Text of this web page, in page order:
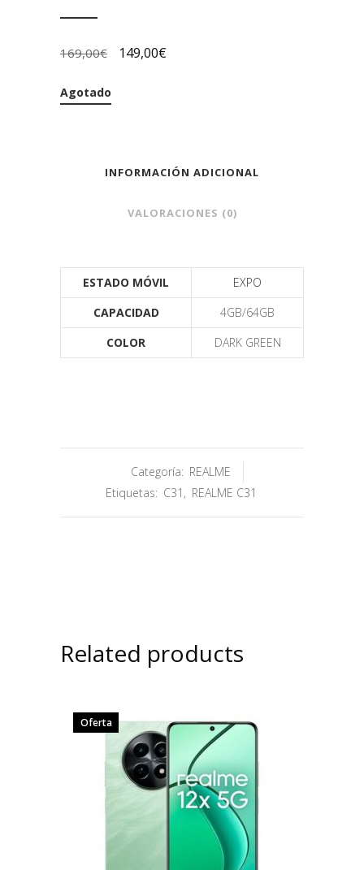
169,00€ 149,00€
Agotado
INFORMACIÓN ADICIONAL
VALORACIONES (0)
ESTADO MÓVIL
EXPO
CAPACIDAD
4GB/64GB
COLOR
DARK GREEN
Categoría: REALME
Etiquetas: C31 , REALME C31
Related products
Oferta